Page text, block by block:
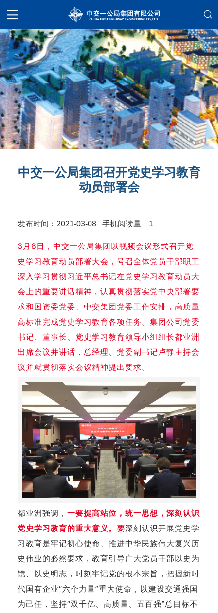
中交一公局集团召开党史学习教育
动员部署会
发布时间：2021-03-08 手机阅读量：1
3月8日，中交一公局集团以视频会议形式召开党
史学习教育动员部署大会，号召全体党员干部职工
深入学习贯彻习近平总书记在党史学习教育动员大
会上的重要讲话精神，认真贯彻落实党中央部署要
求和国资委党委、中交集团党委工作安排，高质量
高标准完成党史学习教育各项任务。集团公司党委
书记、董事长、党史学习教育领导小组组长都业洲
出席会议并讲话，总经理、党委副书记卢静主持会
议并就贯彻落实会议精神提出要求。
都业洲强调， 一要提高站位，统一思想，深刻认识
党史学习教育的重大意义 。 要深刻认识开展党史学
习教育是牢记初心使命、推进中华民族伟大复兴历
史伟业的必然要求，教育引导广大党员干部以史为
镜、以史明志，时刻牢记党的根本宗旨，把握新时
代国有企业“六个力量”重大使命，以建设交通强国
为己任，坚持“双千亿、高质量、五百强”总目标不